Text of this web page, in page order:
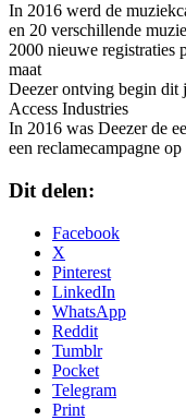
In 2016 werd de
en 20 verschillende
2000 nieuwe registraties
maat
Deezer ontving begin dit
Access Industries
In 2016 was Deezer de
een reclamecampagne
Dit delen:
Facebook
X
Pinterest
LinkedIn
WhatsApp
Reddit
Tumblr
Pocket
Telegram
Print